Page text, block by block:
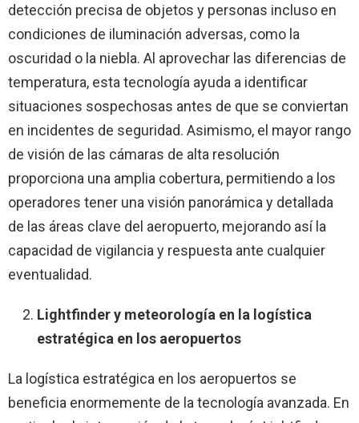
detección precisa de objetos y personas incluso en
condiciones de iluminación adversas, como la
oscuridad o la niebla. Al aprovechar las diferencias de
temperatura, esta tecnología ayuda a identificar
situaciones sospechosas antes de que se conviertan
en incidentes de seguridad. Asimismo, el mayor rango
de visión de las cámaras de alta resolución
proporciona una amplia cobertura, permitiendo a los
operadores tener una visión panorámica y detallada
de las áreas clave del aeropuerto, mejorando así la
capacidad de vigilancia y respuesta ante cualquier
eventualidad.
Lightfinder y meteorología en la logística
estratégica en los aeropuertos
La logística estratégica en los aeropuertos se
beneficia enormemente de la tecnología avanzada. En